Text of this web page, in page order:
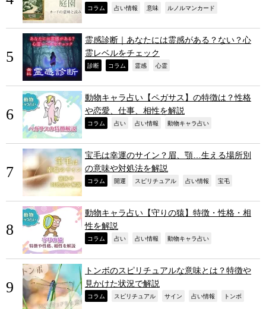
コラム 占い情報 意味 ルノルマンカード
霊感診断｜あなたには霊感がある？ない？心
霊レベルをチェック
診断 コラム 霊感 心霊
動物キャラ占い【ペガサス】の特徴は？性格
や恋愛、仕事、相性を解説
コラム 占い 占い情報 動物キャラ占い
宝毛は幸運のサイン？眉、顎…生える場所別
の意味や対処法を解説
コラム 開運 スピリチュアル 占い情報 宝毛
動物キャラ占い【守りの猿】特徴・性格・相
性を解説
コラム 占い 占い情報 動物キャラ占い
トンボのスピリチュアルな意味とは？特徴や
見かけた状況で解説
コラム スピリチュアル サイン 占い情報 トンボ